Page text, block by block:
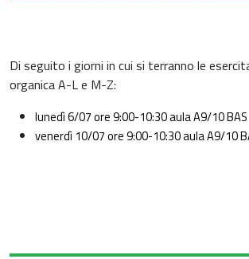
Di seguito i giorni in cui si terranno le
organica A-L e M-Z:
lunedì 6/07 ore 9:00-10:30 aula A9/10 BAS
venerdì 10/07 ore 9:00-10:30 aula A9/10